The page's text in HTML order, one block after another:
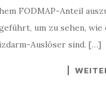
FODMAP-Anteil
um zu sehen,
Auslöser sind. […]